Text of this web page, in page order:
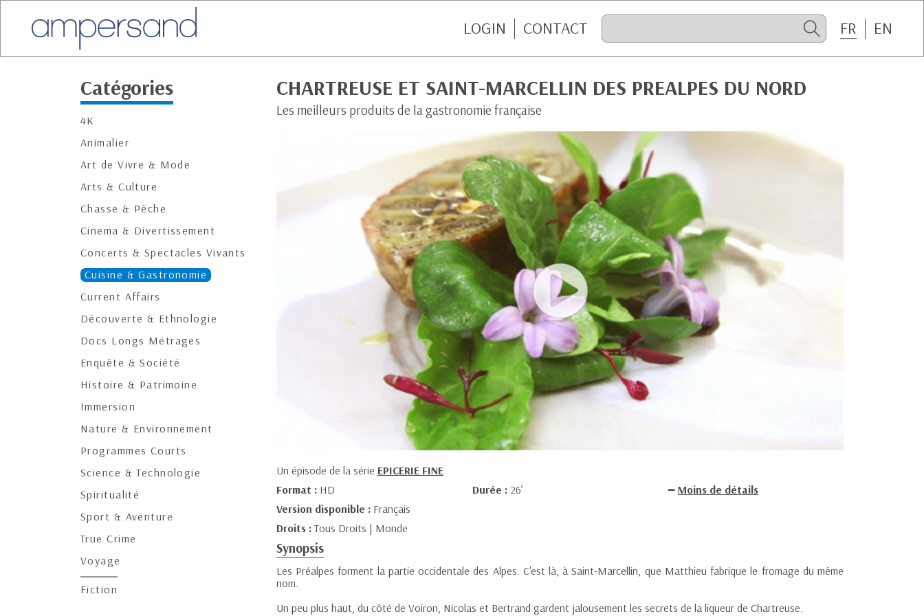
LOGIN CONTACT FR EN
Catégories
4K
Animalier
Art de Vivre & Mode
Arts & Culture
Chasse & Pêche
Cinema & Divertissement
Concerts & Spectacles Vivants
Cuisine & Gastronomie
Current Affairs
Découverte & Ethnologie
Docs Longs Métrages
Enquête & Société
Histoire & Patrimoine
Immersion
Nature & Environnement
Programmes Courts
Science & Technologie
Spiritualité
Sport & Aventure
True Crime
Voyage
Fiction
CHARTREUSE ET SAINT-MARCELLIN DES PREALPES DU NORD
Les meilleurs produits de la gastronomie française
Un épisode de la série EPICERIE FINE
Format : HD Durée : 26’
Moins de détails
Version disponible : Français
Droits :Tous Droits | Monde
Synopsis
Les Préalpes forment la partie occidentale des Alpes. C'est là, à Saint-Marcellin, que Matthieu fabrique le fromage du même
nom.
Un peu plus haut, du côté de Voiron, Nicolas et Bertrand gardent jalousement les secrets de la liqueur de Chartreuse.